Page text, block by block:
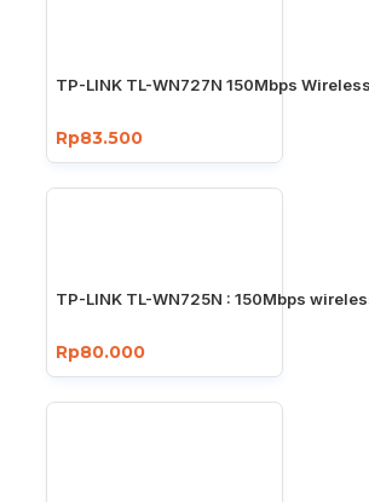
TP-LINK TL-WN727N 150Mbps
Rp83.500
TP-LINK TL-WN725N : 150Mbps
Rp80.000